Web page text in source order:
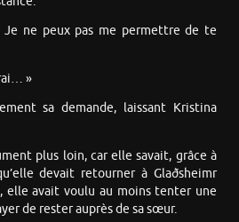
Je ne peux pas me permettre de te
»
sa demande, laissant Kristina
plus loin, car elle savait, grâce à
devait retourner à Glaðsheimr
elle avait voulu au moins tenter une
de rester auprès de sa sœur.